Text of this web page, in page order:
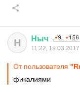
Н Ныч
11:22, 19.03.2017
От пользователя
фикалиями